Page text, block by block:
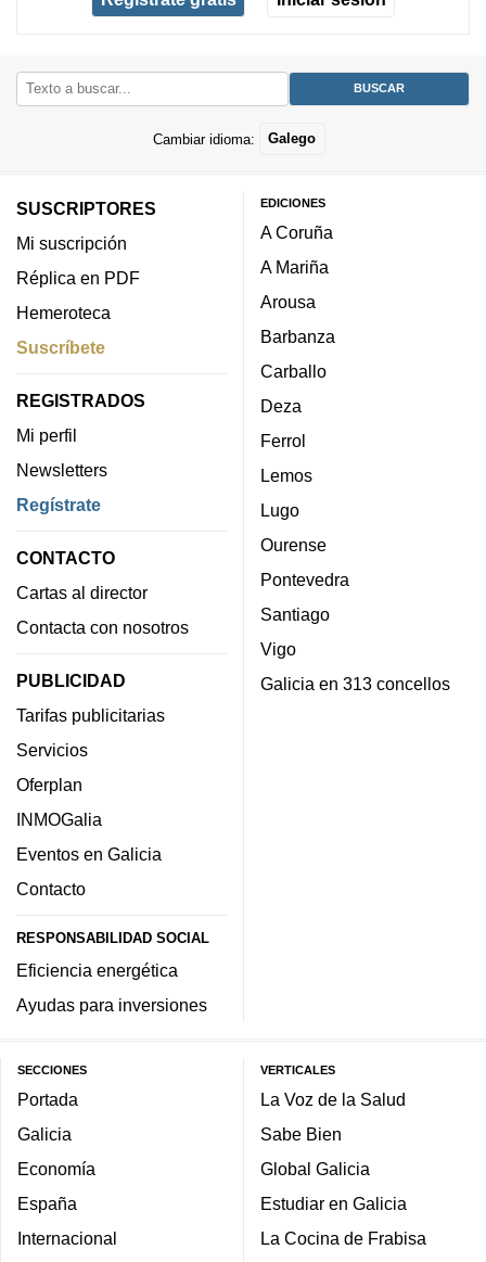
Cambiar idioma: Galego
SUSCRIPTORES
Mi suscripción
Réplica en PDF
Hemeroteca
Suscríbete
REGISTRADOS
Mi perfil
Newsletters
Regístrate
CONTACTO
Cartas al director
Contacta con nosotros
PUBLICIDAD
Tarifas publicitarias
Servicios
Oferplan
INMOGalia
Eventos en Galicia
Contacto
RESPONSABILIDAD SOCIAL
Eficiencia energética
Ayudas para inversiones
EDICIONES
A Coruña
A Mariña
Arousa
Barbanza
Carballo
Deza
Ferrol
Lemos
Lugo
Ourense
Pontevedra
Santiago
Vigo
Galicia en 313 concellos
SECCIONES
Portada
Galicia
Economía
España
Internacional
VERTICALES
La Voz de la Salud
Sabe Bien
Global Galicia
Estudiar en Galicia
La Cocina de Frabisa